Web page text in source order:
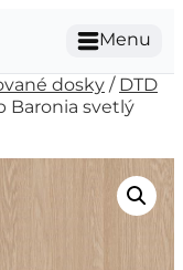
Menu
dosky / DTD
Baronia svetlý